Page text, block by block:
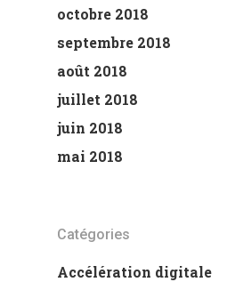
octobre 2018
septembre 2018
août 2018
juillet 2018
juin 2018
mai 2018
Catégories
Accélération digitale